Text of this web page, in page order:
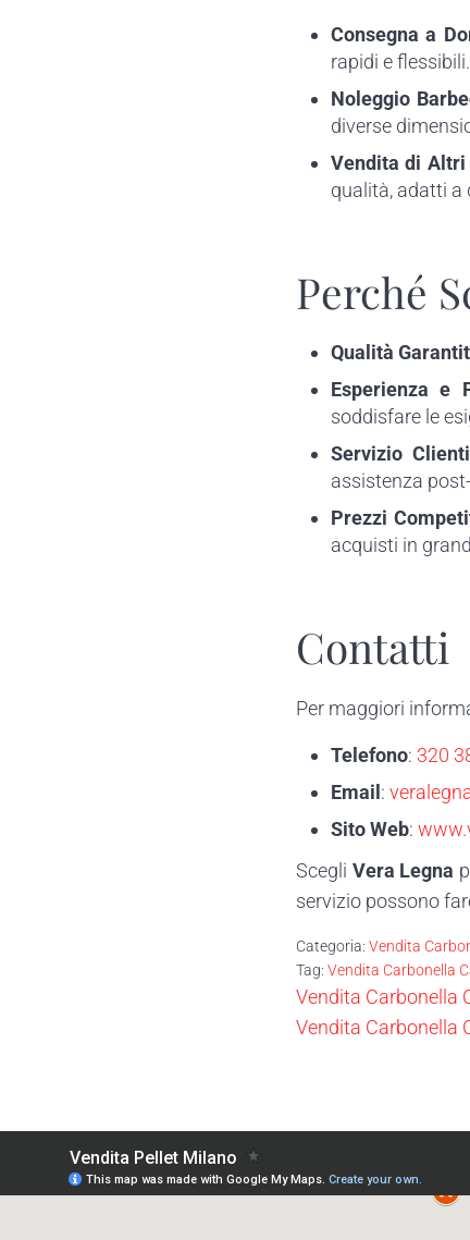
Consegna a
rapidi e flessibili.
Noleggio
diverse
Vendita di
qualità, adatti a
Perché
Qualità
Esperienza e
soddisfare le
Servizio
assistenza
Prezzi
acquisti in
Contatti
Per maggiori
Telefono: 320
Email :
Sito Web:
Scegli Vera Legna
servizio possono
Categoria: Vendita
Tag: Vendita Carbonella
Post precedente:
Vendita Carbonella
Post successivo:
Vendita Carbonella